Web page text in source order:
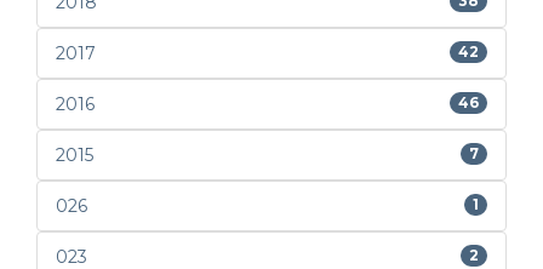
2017 42
2016 46
2015 7
026 1
023 2